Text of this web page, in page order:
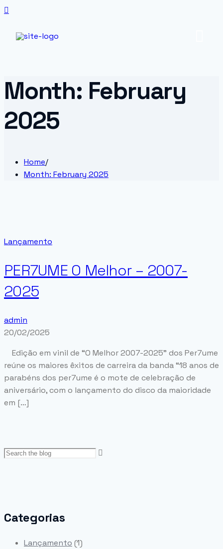
Month: February
2025
Home/
Month: February 2025
Lançamento
PER7UME O Melhor – 2007-
2025
admin
20/02/2025
Edição em vinil de “O Melhor 2007-2025” dos Per7ume
reúne os maiores êxitos de carreira da banda “18 anos de
parabéns dos per7ume é o mote de celebração de
aniversário, com o lançamento do disco da maioridade
em […]
Categorias
Lançamento (1)